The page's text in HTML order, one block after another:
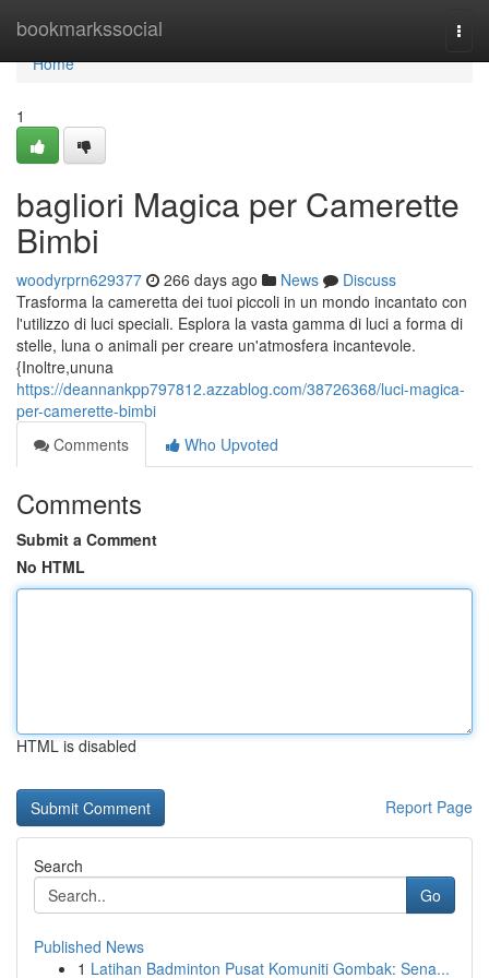
bookmarkssocial
Home
Home
1
bagliori Magica per Camerette
Bimbi
woodyrprn629377 266 days ago News
Discuss
Trasforma la cameretta dei tuoi piccoli in un mondo incantato con
l'utilizzo di luci speciali. Esplora la vasta gamma di luci a forma di
stelle, luna o animali per creare un'atmosfera incantevole.
{Inoltre,ununa
https://deannankpp797812.azzablog.com/38726368/luci-magica-
per-camerette-bimbi
Comments
Who Upvoted
Comments
Submit a Comment
No HTML
HTML is disabled
Report Page
Search
Go
Published News
1 Latihan Badminton Pusat Komuniti Gombak: Sena...